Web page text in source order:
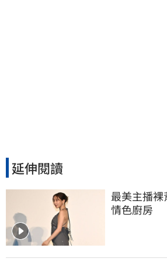
延伸閱讀
最美主播裸
情色廚房